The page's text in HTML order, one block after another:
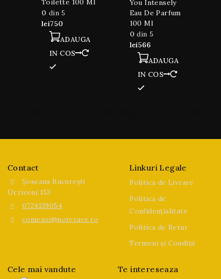
0 din 5
lei750
ADAUGA
IN COS
You Intensely
Eau De Parfum
100 Ml
0 din 5
lei566
ADAUGA
IN COS
Contact
Șoseaua București
Urziceni 153
0724139054
comenzi@noterare.ro
Linkuri Legale
Politica de Livrare
Politica de
Confidențialitate
Politica de Retur
Termeni și Condiții
Cele mai vandute Te intereseaza